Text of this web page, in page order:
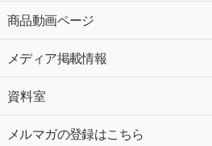
商品動画ページ
メディア掲載情報
資料室
メルマガの登録はこちら